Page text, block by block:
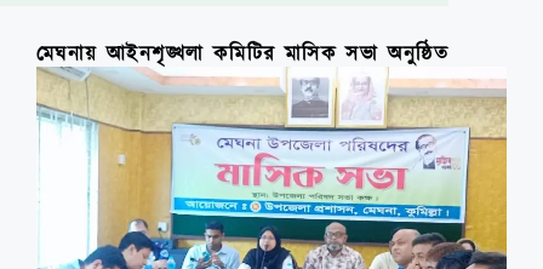
মেঘনায় আইনশৃঙ্খলা কমিটির মাসিক সভা অনুষ্ঠিত